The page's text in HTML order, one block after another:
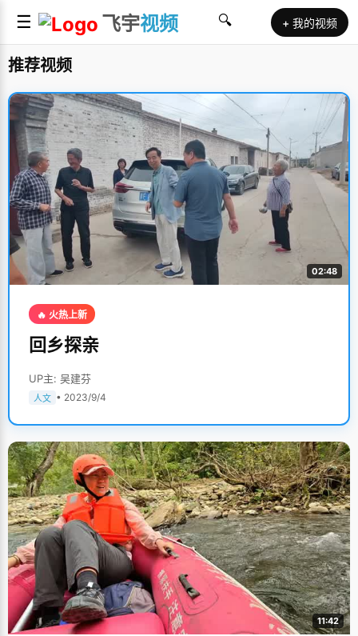
☰ 飞宇视频 🔍 + 我的视频
推荐视频
02:48
🔥 火热上新
回乡探亲
UP主: 吴建芬
人文 • 2023/9/4
11:42